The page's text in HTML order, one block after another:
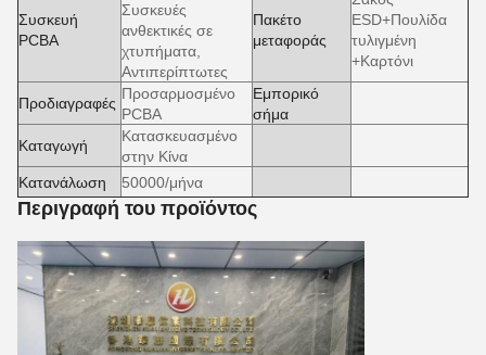
Συσκευή
PCBA
Συσκευές
ανθεκτικές σε
χτυπήματα,
Αντιπερίπτωτες
Πακέτο
μεταφοράς
ESD+Πουλίδα
τυλιγμένη
+Καρτόνι
Προδιαγραφές
Προσαρμοσμένο
PCBA
Εμπορικό
σήμα
Καταγωγή
Κατασκευασμένο
στην Κίνα
Κατανάλωση
50000/μήνα
Περιγραφή του προϊόντος